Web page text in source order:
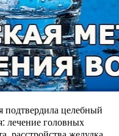
подтвердила целебный
лечение головных